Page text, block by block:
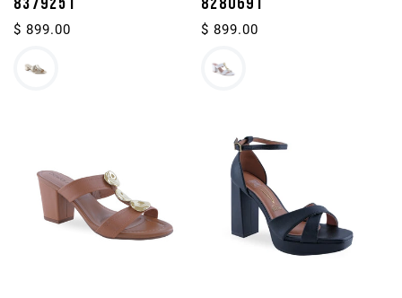
Precio
$ 899.00
Precio
$ 899.00